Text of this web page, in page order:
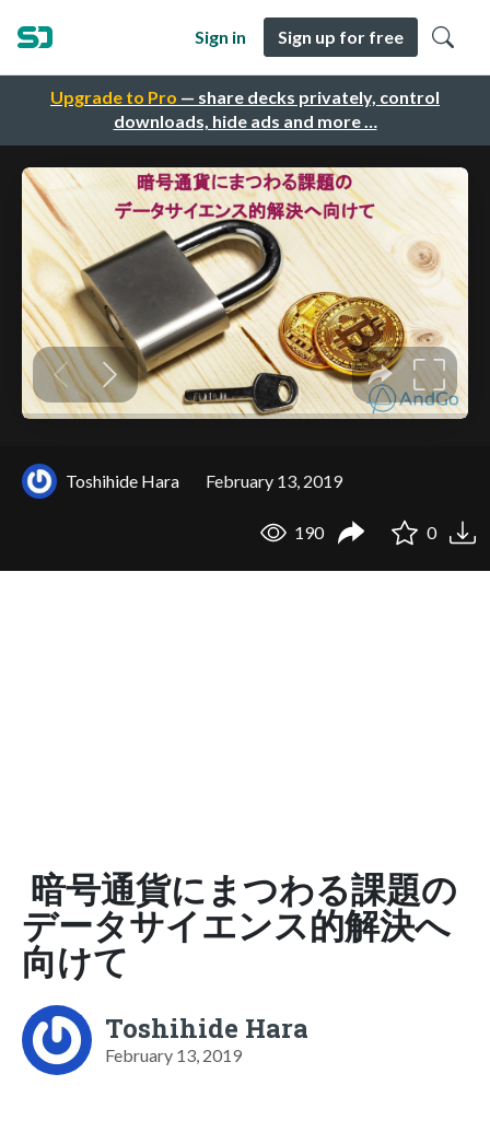
Upgrade to Pro — share decks privately, control
downloads, hide ads and more …
Sign in Sign up for free
Toshihide Hara February 13, 2019
190 0
暗号通貨にまつわる課題の
データサイエンス的解決へ
向けて
Toshihide Hara
February 13, 2019